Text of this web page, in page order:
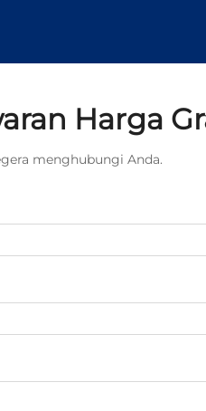
Harga
menghubungi Anda.